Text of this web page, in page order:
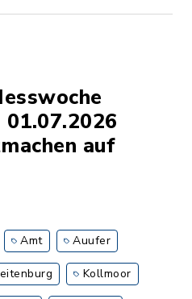
auf
Amt Auufer
Kollmoor